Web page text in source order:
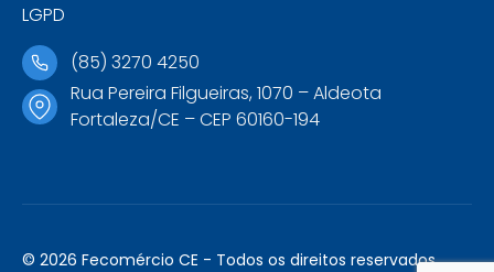
LGPD
(85) 3270 4250
Rua Pereira Filgueiras, 1070 – Aldeota
Fortaleza/CE – CEP 60160-194
© 2026 Fecomércio CE - Todos os direitos reservados.